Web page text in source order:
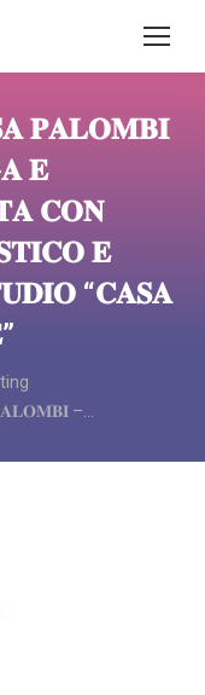
𝐏𝐀𝐋𝐎𝐌𝐁𝐈
𝐄
𝐂𝐎𝐍
𝐄
“𝐂𝐀𝐒𝐀
–…